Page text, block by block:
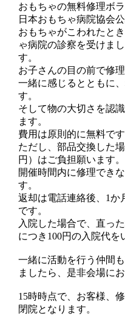
おもちゃの無料修理ボ
日本おもちゃ病院協会
おもちゃがこわれたと
ゃ病院の診察を受けま
す。
お子さんの目の前で修
一緒に感じるとともに
す。
そして物の大切さを認
ます。
費用は原則的に無料です
ただし、部品交換した
円）はご負担願います。
開催時間内に修理でき
す。
返却は電話連絡後、1か
です。
入院した場合で、直っ
につき100円の入院代を
一緒に活動を行う仲間
ましたら、是非会場に
15時時点で、お客様、
閉院となります。